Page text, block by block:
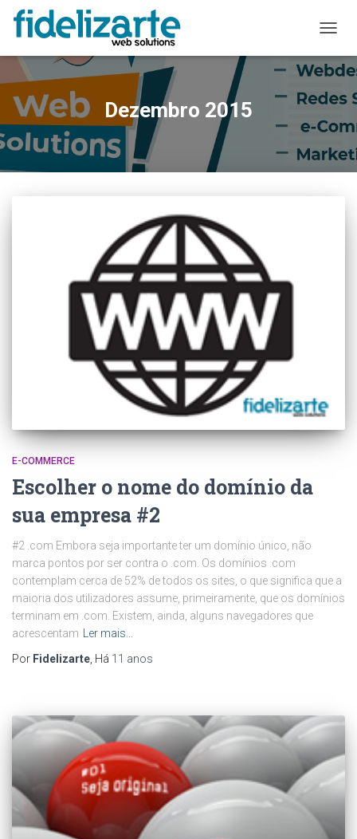
A
Dezembro 2015
E-COMMERCE
Escolher o nome do domínio da
sua empresa #2
#2 .com Embora seja importante ter um domínio único, não
marca pontos por ser contra o .com. Os domínios .com
contemplam cerca de 52% de todos os sites, o que significa que a
maioria dos utilizadores assume, primeiramente, que os domínios
terminam em .com. Existem, ainda, alguns navegadores que
acrescentam Ler mais…
Por Fidelizarte , Há 11 anos